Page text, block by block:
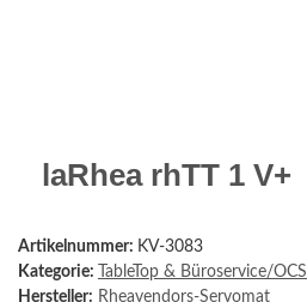
laRhea rhTT 1 V+
Artikelnummer: KV-3083
Kategorie:
TableTop & Büroservice/OCS
Hersteller: Rheavendors-Servomat